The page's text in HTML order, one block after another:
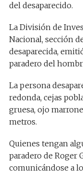
del desaparecido.
La División de
Nacional, sección
desaparecida,
paradero del
La persona
redonda, cejas
gruesa, ojo
metros.
Quienes tengan
paradero de Roger
comunicándose a